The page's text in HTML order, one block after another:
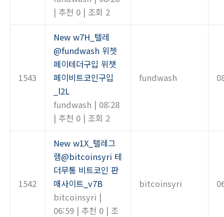
| 추천 0 | 조회 2
1543
New w7H_텔레
@fundwash 위쳇
페이테더구입 위챗
페이비트코인구입
_l2L
fundwash | 08:28
| 추천 0 | 조회 2
fundwash
1542
New w1X_텔레그
램@bitcoinsyri 테
더무통 비트코인 판
매사이트_v7B
bitcoinsyri |
06:59 | 추천 0 | 조
bitcoinsyri